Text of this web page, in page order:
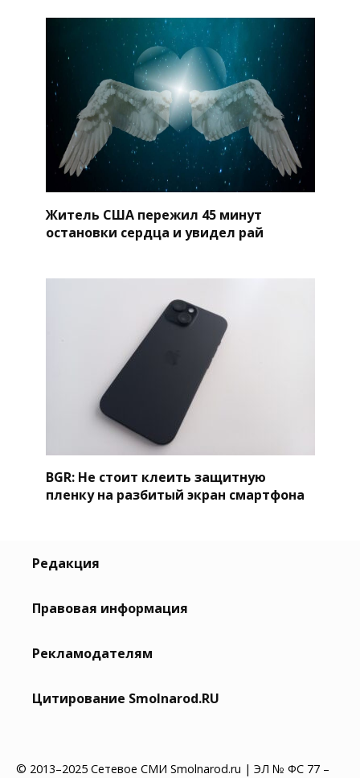
Житель США пережил 45 минут
остановки сердца и увидел рай
BGR: Не стоит клеить защитную
пленку на разбитый экран смартфона
Редакция
Правовая информация
Рекламодателям
Цитирование Smolnarod.RU
© 2013–2025 Сетевое СМИ Smolnarod.ru | ЭЛ № ФС 77 –